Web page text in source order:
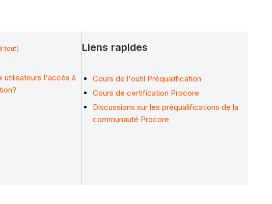
tout)
utilisateurs l'accès à
Liens rapides
Cours de l'outil Préqualification
Cours de certification Procore
Discussions sur les préqualifications de la
communauté Procore